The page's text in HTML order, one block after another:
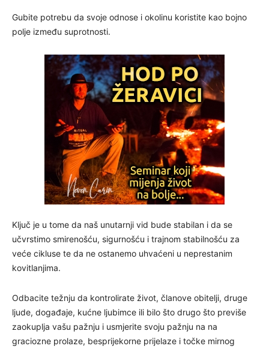
Gubite potrebu da svoje odnose i okolinu koristite kao bojno
polje između suprotnosti.
Ključ je u tome da naš unutarnji vid bude stabilan i da se
učvrstimo smirenošću, sigurnošću i trajnom stabilnošću za
veće cikluse te da ne ostanemo uhvaćeni u neprestanim
kovitlanjima.
Odbacite težnju da kontrolirate život, članove obitelji, druge
ljude, događaje, kućne ljubimce ili bilo što drugo što previše
zaokuplja vašu pažnju i usmjerite svoju pažnju na na
graciozne prolaze, besprijekorne prijelaze i točke mirnog